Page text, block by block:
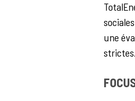
une